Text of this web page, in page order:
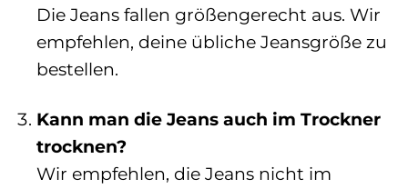
Die Jeans fallen größengerecht aus. Wir
empfehlen, deine übliche Jeansgröße zu
bestellen.
Kann man die Jeans auch im Trockner
trocknen?
Wir empfehlen, die Jeans nicht im